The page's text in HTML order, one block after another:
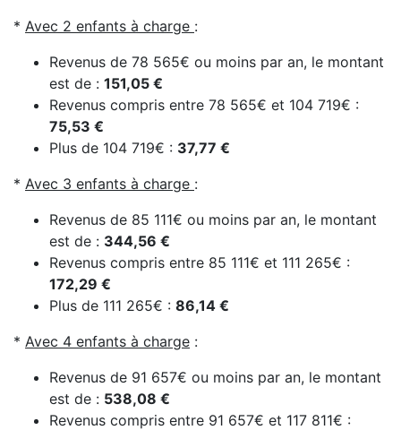
* Avec 2 enfants à charge :
Revenus de 78 565€ ou moins par an, le montant
est de : 151,05 €
Revenus compris entre 78 565€ et 104 719€ :
75,53 €
Plus de 104 719€ : 37,77 €
* Avec 3 enfants à charge :
Revenus de 85 111€ ou moins par an, le montant
est de : 344,56 €
Revenus compris entre 85 111€ et 111 265€ :
172,29 €
Plus de 111 265€ : 86,14 €
* Avec 4 enfants à charge :
Revenus de 91 657€ ou moins par an, le montant
est de : 538,08 €
Revenus compris entre 91 657€ et 117 811€ :